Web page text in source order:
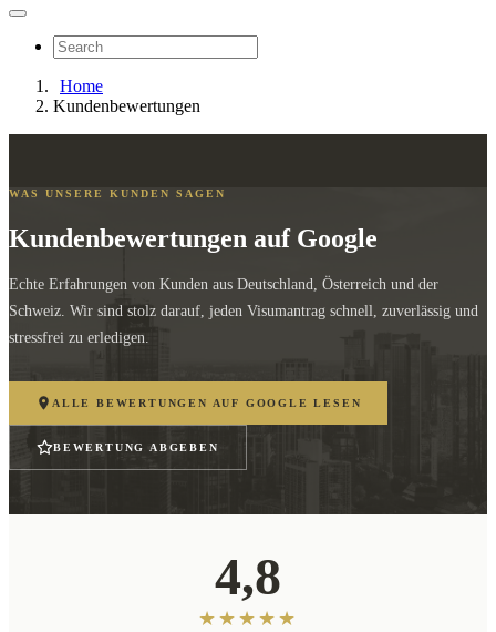
Home
Kundenbewertungen
WAS UNSERE KUNDEN SAGEN
Kundenbewertungen auf Google
Echte Erfahrungen von Kunden aus Deutschland, Österreich und der
Schweiz. Wir sind stolz darauf, jeden Visumantrag schnell, zuverlässig und
stressfrei zu erledigen.
ALLE BEWERTUNGEN AUF GOOGLE LESEN
BEWERTUNG ABGEBEN
4,8
★★★★★